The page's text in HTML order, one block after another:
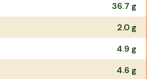
36.7 g
2.0 g
4.9 g
4.6 g